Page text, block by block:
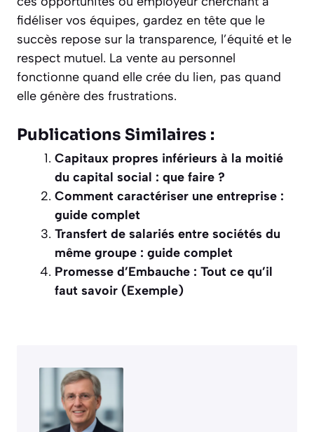
fidéliser vos équipes, gardez en tête que le
succès repose sur la transparence, l’équité et le
respect mutuel. La vente au personnel
fonctionne quand elle crée du lien, pas quand
elle génère des frustrations.
Publications Similaires :
Capitaux propres inférieurs à la moitié
du capital social : que faire ?
Comment caractériser une entreprise :
guide complet
Transfert de salariés entre sociétés du
même groupe : guide complet
Promesse d’Embauche : Tout ce qu’il
faut savoir (Exemple)